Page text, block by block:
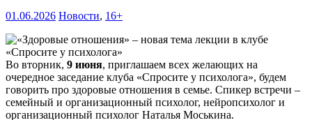
01.06.2026 Новости, 16+
Во вторник, 9 июня, приглашаем всех желающих на
очередное заседание клуба «Спросите у психолога», будем
говорить про здоровые отношения в семье. Спикер встречи –
семейный и организационный психолог, нейропсихолог и
организационный психолог Наталья Моськина.